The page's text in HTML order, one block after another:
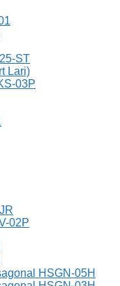
ST
Lari)
03P
02P
HSGN-05H